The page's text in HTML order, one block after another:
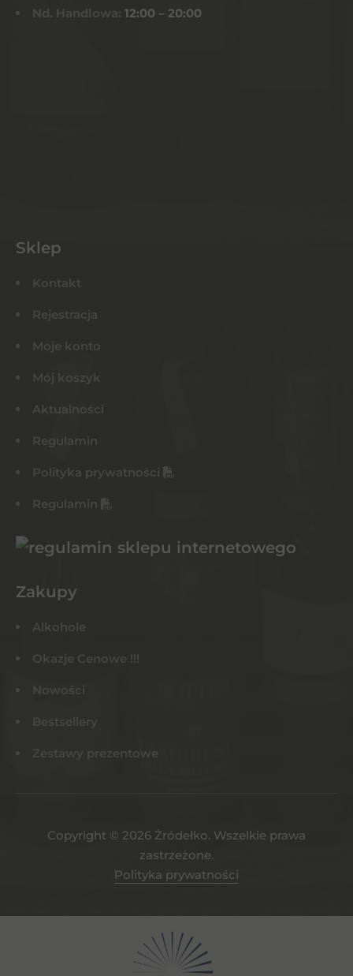
Nd. Handlowa: 12:00 – 20:00
Sklep
Kontakt
Rejestracja
Moje konto
Mój koszyk
Aktualności
Regulamin
Polityka prywatności
Regulamin
Zakupy
Alkohole
Okazje Cenowe !!!
Nowości
Bestsellery
Zestawy prezentowe
Copyright © 2026 Żródełko. Wszelkie prawa
zastrzeżone.
Polityka prywatności